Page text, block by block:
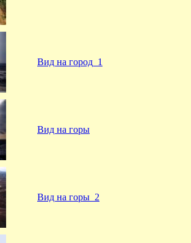
Вид на город_1
Вид на горы
Вид на горы_2